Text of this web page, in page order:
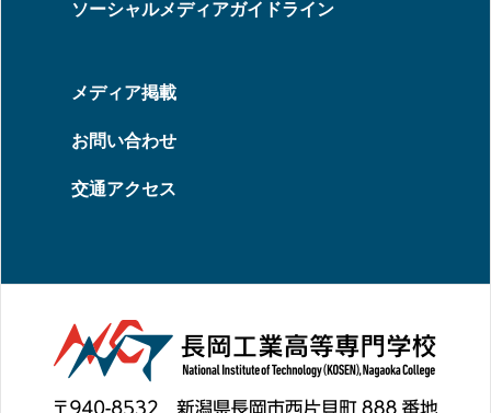
ソーシャルメディアガイドライン
メディア掲載
お問い合わせ
交通アクセス